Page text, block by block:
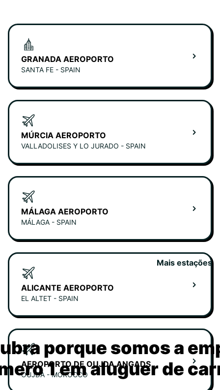
GRANADA AEROPORTO
SANTA FE - SPAIN
MÚRCIA AEROPORTO
VALLADOLISES Y LO JURADO - SPAIN
MÁLAGA AEROPORTO
MÁLAGA - SPAIN
ALICANTE AEROPORTO
EL ALTET - SPAIN
AEROPORTO DE OUJDA ANGADS
OUJDA - MOROCCO
Mais estações
porque somos a
1 em aluguer de